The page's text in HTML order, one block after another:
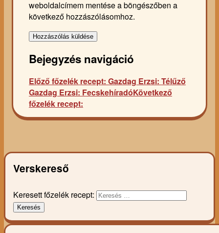
weboldalcímem mentése a böngészőben a
következő hozzászólásomhoz.
Bejegyzés navigáció
Előző főzelék recept: Gazdag Erzsi: Télűző
Gazdag Erzsi: FecskehíradóKövetkező
főzelék recept:
Verskereső
Keresett főzelék recept:
Keresés